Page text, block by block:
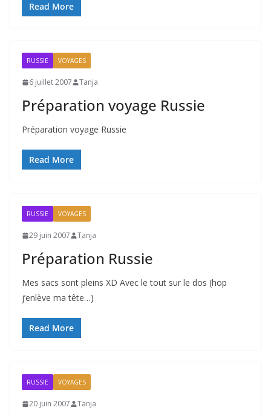
Read More
RUSSIE VOYAGES
6 juillet 2007 Tanja
Préparation voyage Russie
Préparation voyage Russie
Read More
RUSSIE VOYAGES
29 juin 2007 Tanja
Préparation Russie
Mes sacs sont pleins XD Avec le tout sur le dos (hop
j’enlève ma tête…)
Read More
RUSSIE VOYAGES
20 juin 2007 Tanja